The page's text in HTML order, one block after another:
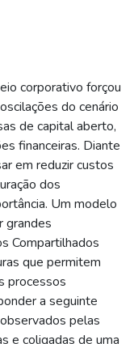
corporativo forçou
do cenário
de capital aberto,
financeiras. Diante
em reduzir custos
dos
Um modelo
grandes
Compartilhados
que permitem
processos
a seguinte
pelas
e coligadas de uma